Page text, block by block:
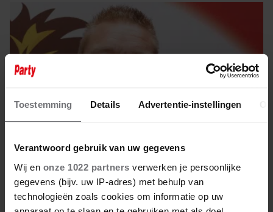
Toestemming Details Advertentie-instellingen
Verantwoord gebruik van uw gegevens
Wij en onze 1022 partners verwerken je persoonlijke
gegevens (bijv. uw IP-adres) met behulp van
technologieën zoals cookies om informatie op uw
20 september 2025